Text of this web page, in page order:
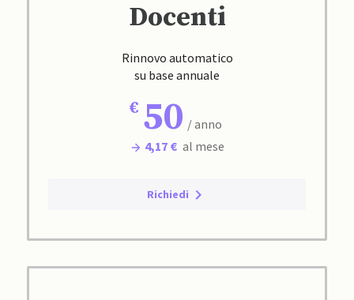
Docenti
Rinnovo automatico
su base annuale
50 / anno
4,17 € al mese
Richiedi